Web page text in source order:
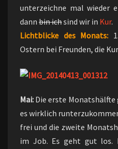
unterzeichne mal wieder
dann bin ichsind wir in Kur.
Lichtblicke des Monats:
Ostern bei Freunden, die Kur
Mai: Die erste Monatshälfte
es wirklich
frei und die zweite
im Job. Es geht gut los.